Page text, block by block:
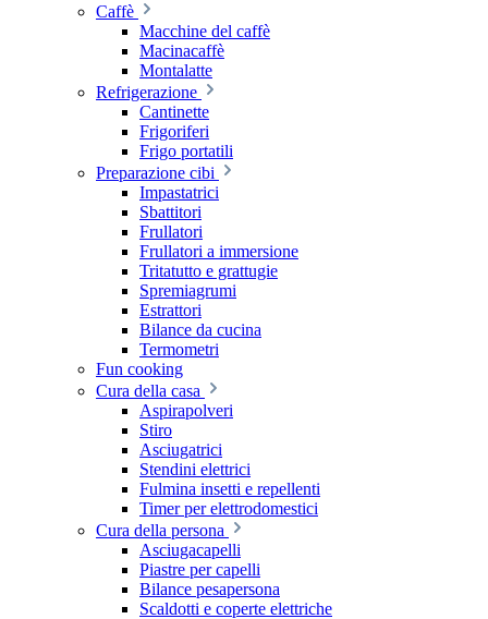
Caffè
Macchine del caffè
Macinacaffè
Montalatte
Refrigerazione
Cantinette
Frigoriferi
Frigo portatili
Preparazione cibi
Impastatrici
Sbattitori
Frullatori
Frullatori a immersione
Tritatutto e grattugie
Spremiagrumi
Estrattori
Bilance da cucina
Termometri
Fun cooking
Cura della casa
Aspirapolveri
Stiro
Asciugatrici
Stendini elettrici
Fulmina insetti e repellenti
Timer per elettrodomestici
Cura della persona
Asciugacapelli
Piastre per capelli
Bilance pesapersona
Scaldotti e coperte elettriche